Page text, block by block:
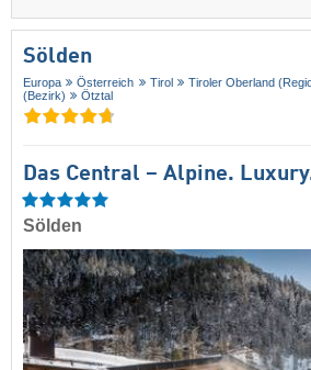
Sölden
Europa Österreich Tirol Tiroler Oberland
(Bezirk)
Ötztal
Das Central – Alpine.
Sölden